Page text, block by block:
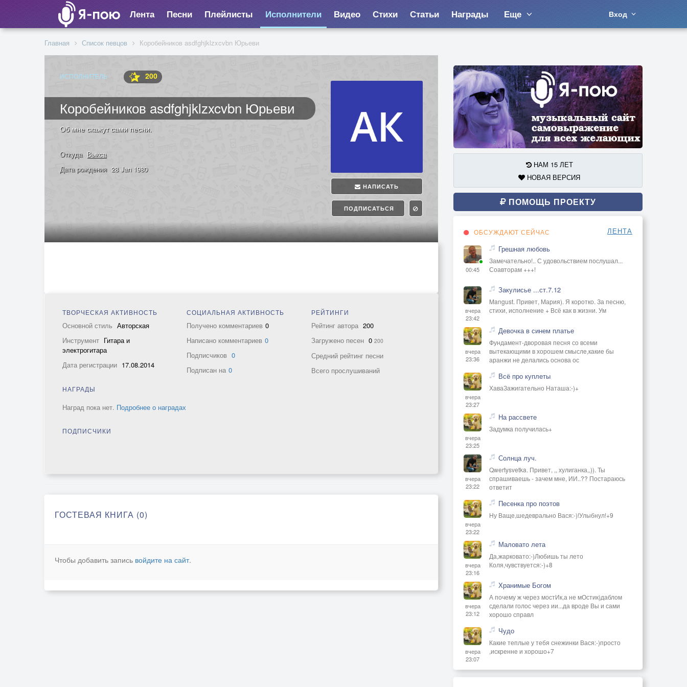
Лента Песни Плейлисты Исполнители Видео Стихи Статьи Награды Еще Вход
Главная Список певцов Коробейников asdfghjklzxcvbn Юрьеви
ИСПОЛНИТЕЛЬ 200
Коробейников asdfghjklzxcvbn Юрьеви
НАПИСАТЬ
ПОДПИСАТЬСЯ
Об мне скажут сами песни.
Откуда Выкса
Дата рождения 28 Jan 1980
ТВОРЧЕСКАЯ АКТИВНОСТЬ
Основной стиль Авторская
Инструмент Гитара и
электрогитара
Дата регистрации 17.08.2014
СОЦИАЛЬНАЯ АКТИВНОСТЬ
Получено комментариев 0
Написано комментариев 0
Подписчиков 0
Подписан на 0
РЕЙТИНГИ
Рейтинг автора 200
Загружено песен 0 200
Средний рейтинг песни
Всего прослушиваний
НАГРАДЫ
Наград пока нет. Подробнее о наградах
ПОДПИСЧИКИ
ГОСТЕВАЯ КНИГА (0)
Чтобы добавить запись войдите на сайт.
НАМ 15 ЛЕТ
НОВАЯ ВЕРСИЯ
ПОМОЩЬ ПРОЕКТУ
ОБСУЖДАЮТ СЕЙЧАС ЛЕНТА
00:45
Грешная любовь
Замечательно!.. С удовольствием послушал...
Соавторам +++!
вчера
23:42
Закулисье ...ст.7.12
Mangust. Привет, Мария). Я коротко. За песню,
стихи, исполнение + Всё как в жизни. Ум
вчера
23:36
Девочка в синем платье
Фундамент-дворовая песня со всеми
вытекающими в хорошем смысле,какие бы
аранжи не делались основа ос
вчера
23:27
Всё про куплеты
ХаваЗажигательно Наташа:-)+
вчера
23:25
На рассвете
Задумка получилась+
вчера
23:22
Солнца луч.
Qwertysvetka. Привет, ,, хулиганка,,)). Ты
спрашиваешь - зачем мне, ИИ..?? Постараюсь
ответит
вчера
23:22
Песенка про поэтов
Ну Ваще,шедеврально Вася:-)!Улыбнул!+9
вчера
23:16
Маловато лета
Да,жарковато:-)Любишь ты лето
Коля,чувствуется:-)+8
вчера
23:12
Хранимые Богом
А почему ж через мостИк,а не мОстик)даблом
сделали голос через ии...да вроде Вы и сами
хорошо справл
вчера
23:07
Чудо
Какие теплые у тебя снежинки Вася:-)просто
,искренне и хорошо+7